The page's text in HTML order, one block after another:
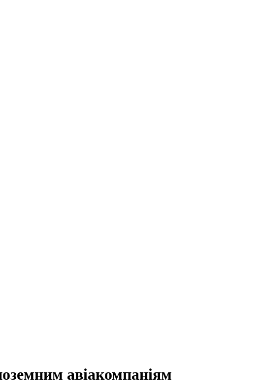
авіакомпаніям